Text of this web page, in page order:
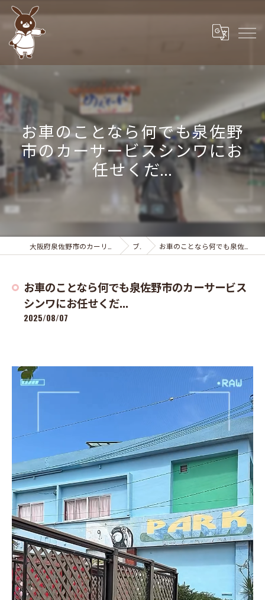
お車のことなら何でも泉佐野
市のカーサービスシンワにお
任せくだ...
ブログ お車のことなら何でも泉佐野市のカーサービスシンワにお任せくだ...
お車のことなら何でも泉佐野市のカーサービス
シンワにお任せくだ...
2025/08/07